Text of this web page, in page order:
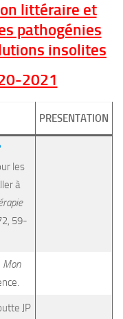
littéraire et
pathogénies
insolites
2021
PRESENTATION
les
à
59-
Mon
JP